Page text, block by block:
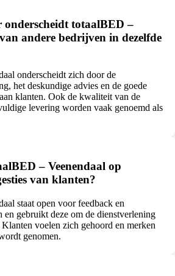
onderscheidt totaalBED –
andere bedrijven in dezelfde
onderscheidt zich door de
het deskundige advies en de goede
klanten. Ook de kwaliteit van de
levering worden vaak genoemd als
– Veenendaal op
van klanten?
staat open voor feedback en
en gebruikt deze om de dienstverlening
voelen zich gehoord en merken
genomen.